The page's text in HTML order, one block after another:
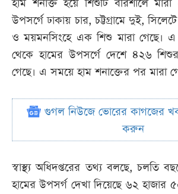
হাম শনাক্ত হয়ে শিশুটি বরিশালে
উপসর্গে ঢাকায় চার, চট্টগ্রামে দুই,
ও ময়মনসিংহে এক শিশু মারা গেছে। এ
থেকে হামের উপসর্গে দেশে ৪২৬
গেছে। এ সময়ে হাম শনাক্তের পর মারা
গুগল নিউজে ভোরের কাগজের
করুন
স্বাস্থ্য অধিদপ্তরের তথ্য বলছে, চলতি
হামের উপসর্গ দেখা দিয়েছে ৬২